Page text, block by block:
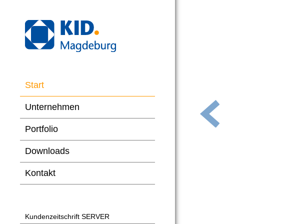
Start
Unternehmen
Portfolio
Downloads
Kontakt
Kundenzeitschrift SERVER